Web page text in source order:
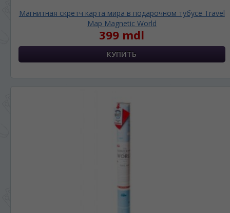
Магнитная скретч карта мира в подарочном тубусе Travel
Map Magnetic World
399 mdl